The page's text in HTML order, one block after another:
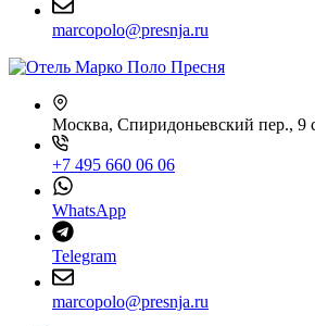
marcopolo@presnja.ru
Москва, Спиридоньевский пер., 9
+7 495 660 06 06
WhatsApp
Telegram
marcopolo@presnja.ru